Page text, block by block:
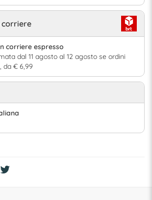
corriere
corriere espresso
dal 11 agosto al 12 agosto se ordini
da € 6,99